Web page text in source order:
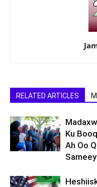
RELATED ARTICLES
Ku
Ah Oo